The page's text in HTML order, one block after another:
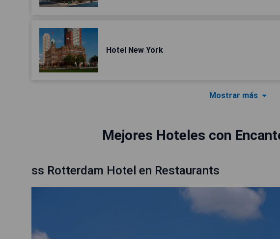
Hotel New York
Mostrar más
Mejores Hoteles con
ss Rotterdam Hotel en Restaurants